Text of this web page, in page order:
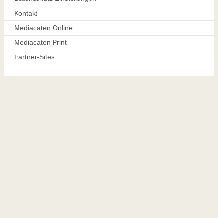
Kontakt
Mediadaten Online
Mediadaten Print
Partner-Sites